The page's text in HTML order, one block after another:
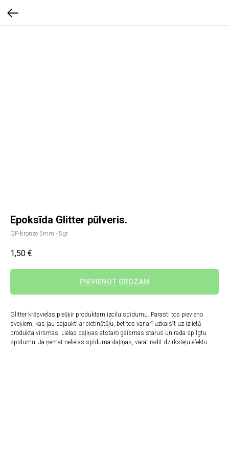
Epoksīda Glitter pūlveris.
GP-bronze 5mm - 5gr
1,50 €
PIEVIENOT GROZAM
Glitter krāsvielas piešķir produktam izcilu spīdumu. Parasti tos pievieno
sveķiem, kas jau sajaukti ar cietinātāju, bet tos var arī uzkaisīt uz izlietā
produkta virsmas. Lielas daļiņas atstaro gaismas starus un rada spilgtu
spīdumu. Ja ņemat nelielas spīduma daļiņas, varat radīt dzirksteļu efektu.